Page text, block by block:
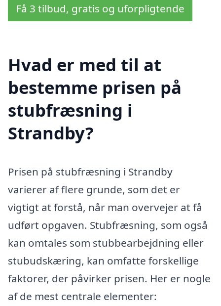
Få 3 tilbud, gratis og uforpligtende
Hvad er med til at
bestemme prisen på
stubfræsning i
Strandby?
Prisen på stubfræsning i Strandby
varierer af flere grunde, som det er
vigtigt at forstå, når man overvejer at få
udført opgaven. Stubfræsning, som også
kan omtales som stubbearbejdning eller
stubudskæring, kan omfatte forskellige
faktorer, der påvirker prisen. Her er nogle
af de mest centrale elementer: